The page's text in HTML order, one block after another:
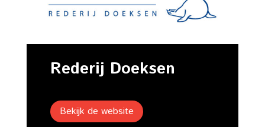
Rederij Doeksen
Bekijk de website